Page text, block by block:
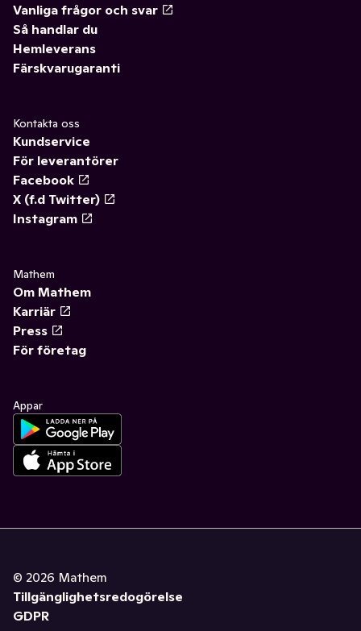
Vanliga frågor och svar
Så handlar du
Hemleverans
Färskvarugaranti
Kontakta oss
Kundservice
För leverantörer
Facebook
X (f.d Twitter)
Instagram
Mathem
Om Mathem
Karriär
Press
För företag
Appar
© 2026 Mathem
Tillgänglighetsredogörelse
GDPR